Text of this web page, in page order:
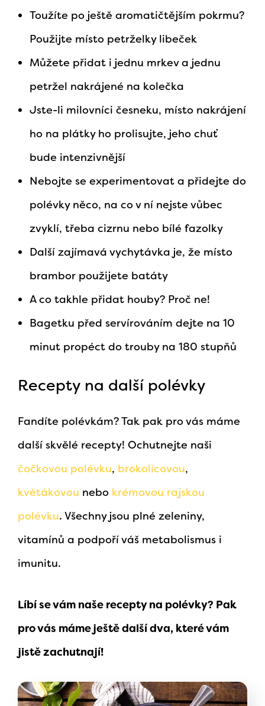
Toužíte po ještě aromatičtějším pokrmu?
Použijte místo petrželky libeček
Můžete přidat i jednu mrkev a jednu
petržel nakrájené na kolečka
Jste-li milovníci česneku, místo nakrájení
ho na plátky ho prolisujte, jeho chuť
bude intenzivnější
Nebojte se experimentovat a přidejte do
polévky něco, na co v ní nejste vůbec
zvyklí, třeba cizrnu nebo bílé fazolky
Další zajímavá vychytávka je, že místo
brambor použijete batáty
A co takhle přidat houby? Proč ne!
Bagetku před servírováním dejte na 10
minut propéct do trouby na 180 stupňů
Recepty na další polévky
Fandíte polévkám? Tak pak pro vás máme
další skvělé recepty! Ochutnejte naši
čočkovou polévku, brokolicovou,
květákovou nebo krémovou rajskou
polévku. Všechny jsou plné zeleniny,
vitamínů a podpoří váš metabolismus i
imunitu.
Líbí se vám naše recepty na polévky? Pak
pro vás máme ještě další dva, které vám
jistě zachutnají!